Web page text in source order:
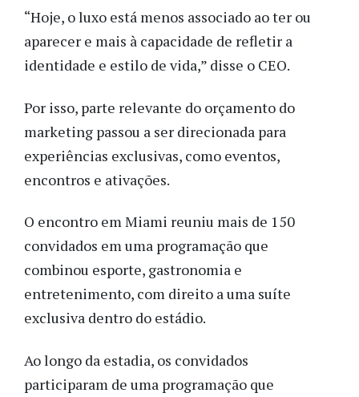
“Hoje, o luxo está menos associado ao ter ou
aparecer e mais à capacidade de refletir a
identidade e estilo de vida,” disse o CEO.
Por isso, parte relevante do orçamento do
marketing passou a ser direcionada para
experiências exclusivas, como eventos,
encontros e ativações.
O encontro em Miami reuniu mais de 150
convidados em uma programação que
combinou esporte, gastronomia e
entretenimento, com direito a uma suíte
exclusiva dentro do estádio.
Ao longo da estadia, os convidados
participaram de uma programação que